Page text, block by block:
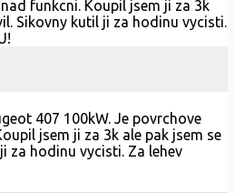
407 100kW. Je povrchove
jsem ji za 3k ale pak jsem se
za hodinu vycisti. Za lehev